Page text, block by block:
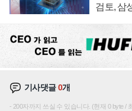
검토, 삼
기사댓글0개
200자까지 쓰실 수 있습니다. (현재 0 byte /